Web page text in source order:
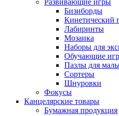
Развивающие игры
Бизиборды
Кинетический
Лабиринты
Мозаика
Наборы для
Обучающие
Пазлы для
Сортеры
Шнуровки
Фокусы
Канцелярские товары
Бумажная продукция